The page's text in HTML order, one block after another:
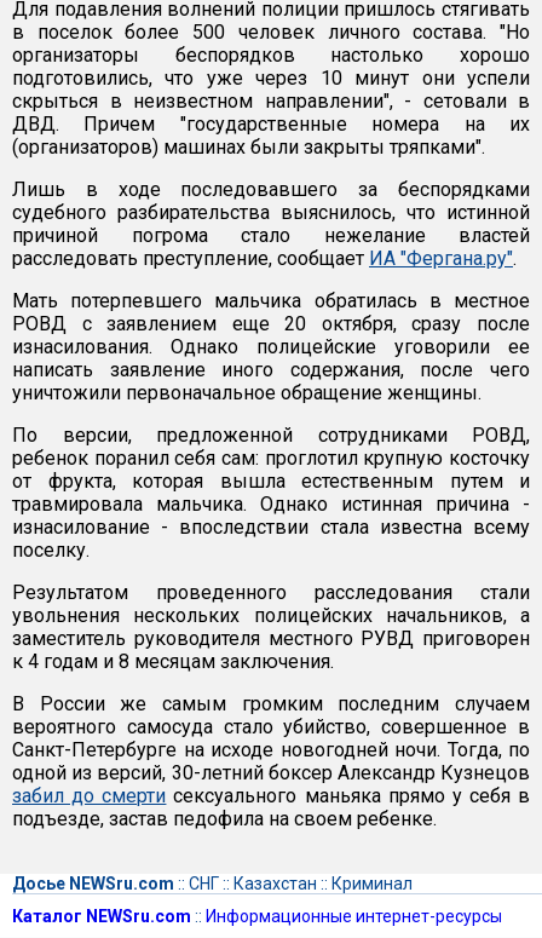
Для подавления волнений полиции пришлось стягивать
в поселок более 500 человек личного состава. "Но
организаторы беспорядков настолько хорошо
подготовились, что уже через 10 минут они успели
скрыться в неизвестном направлении", - сетовали в
ДВД. Причем "государственные номера на их
(организаторов) машинах были закрыты тряпками".
Лишь в ходе последовавшего за беспорядками
судебного разбирательства выяснилось, что истинной
причиной погрома стало нежелание властей
расследовать преступление, сообщает ИА "Фергана.ру".
Мать потерпевшего мальчика обратилась в местное
РОВД с заявлением еще 20 октября, сразу после
изнасилования. Однако полицейские уговорили ее
написать заявление иного содержания, после чего
уничтожили первоначальное обращение женщины.
По версии, предложенной сотрудниками РОВД,
ребенок поранил себя сам: проглотил крупную косточку
от фрукта, которая вышла естественным путем и
травмировала мальчика. Однако истинная причина -
изнасилование - впоследствии стала известна всему
поселку.
Результатом проведенного расследования стали
увольнения нескольких полицейских начальников, а
заместитель руководителя местного РУВД приговорен
к 4 годам и 8 месяцам заключения.
В России же самым громким последним случаем
вероятного самосуда стало убийство, совершенное в
Санкт-Петербурге на исходе новогодней ночи. Тогда, по
одной из версий, 30-летний боксер Александр Кузнецов
забил до смерти сексуального маньяка прямо у себя в
подъезде, застав педофила на своем ребенке.
Досье NEWSru.com :: СНГ:: Казахстан :: Криминал
Каталог NEWSru.com :: Информационные интернет-ресурсы